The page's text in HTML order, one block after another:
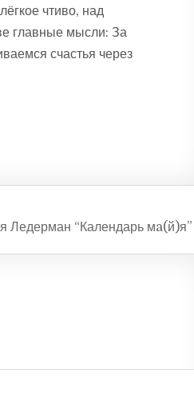
чтиво, над
главные мысли: За
счастья через
Ледерман “Календарь